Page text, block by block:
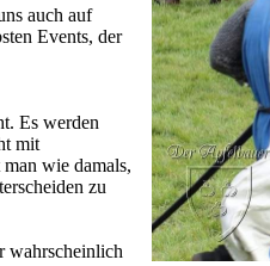
auch auf
Events, der
Es werden
mit
wie damals,
zu
wahrscheinlich